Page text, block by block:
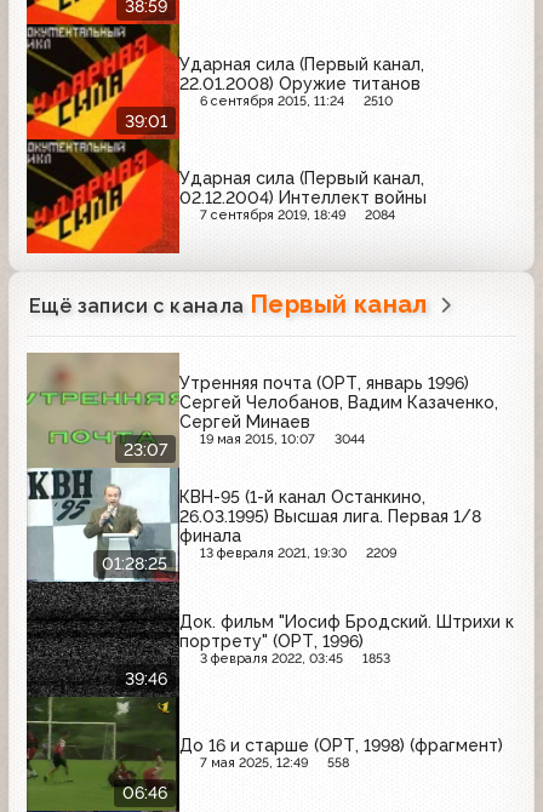
38:59
39:01
Ударная сила (Первый канал,
22.01.2008) Оружие титанов
6 сентября 2015, 11:24 2510
Ударная сила (Первый канал,
02.12.2004) Интеллект войны
7 сентября 2019, 18:49 2084
Ещё записи с канала Первый канал
23:07
Утренняя почта (ОРТ, январь 1996)
Сергей Челобанов, Вадим Казаченко,
Сергей Минаев
19 мая 2015, 10:07 3044
01:28:25
КВН-95 (1-й канал Останкино,
26.03.1995) Высшая лига. Первая 1/8
финала
13 февраля 2021, 19:30 2209
39:46
Док. фильм "Иосиф Бродский. Штрихи к
портрету" (ОРТ, 1996)
3 февраля 2022, 03:45 1853
06:46
До 16 и старше (ОРТ, 1998) (фрагмент)
7 мая 2025, 12:49 558